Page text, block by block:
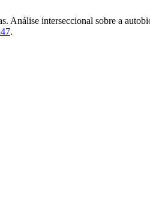
Análise interseccional sobre a
.